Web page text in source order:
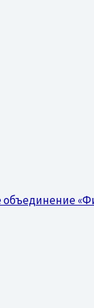
объединение